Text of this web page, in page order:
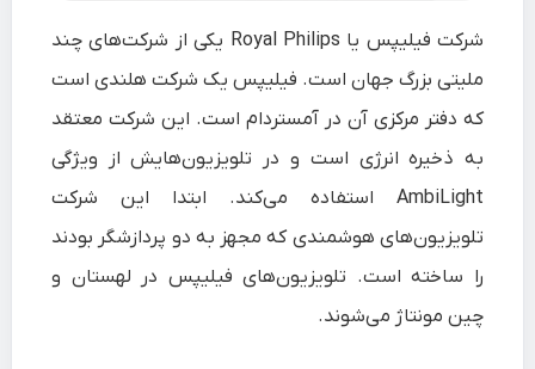
شرکت فیلیپس
یا Royal Philips یکی از شرکت‌های چند
ملیتی بزرگ جهان است. فیلیپس یک شرکت هلندی است
که دفتر مرکزی آن در آمستردام است. این شرکت معتقد
به ذخیره انرژی است و در تلویزیون‌هایش از ویژگی
AmbiLight استفاده می‌کند. ابتدا این شرکت
تلویزیون‌های هوشمندی که مجهز به دو پردازشگر بودند
را ساخته است. تلویزیون‌های فیلیپس در لهستان و
چینمونتاژ می‌شوند.